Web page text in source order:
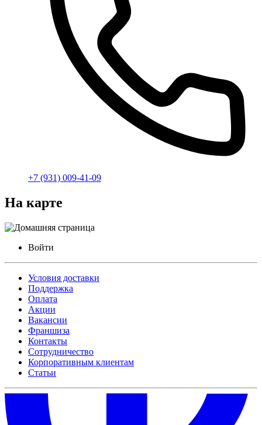
+7 (931) 009-41-09
На карте
Войти
Условия доставки
Поддержка
Оплата
Акции
Вакансии
Франшиза
Контакты
Сотрудничество
Корпоративным клиентам
Статьи